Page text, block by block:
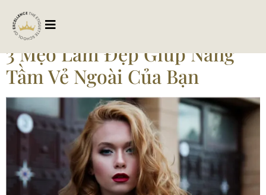
Tag:
3 Mẹo Làm Đẹp Giúp Nâng
Tầm Vẻ Ngoài Của Bạn